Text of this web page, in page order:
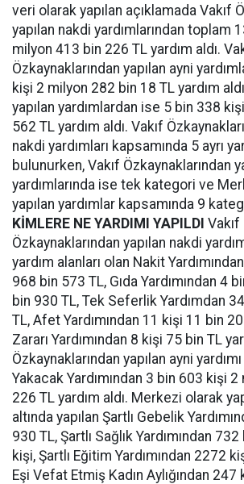
veri olarak yapılan açıklamada Vakıf
yapılan nakdi yardımlarından toplam
milyon 413 bin 226 TL yardım aldı.
Özkaynaklarından yapılan ayni
kişi 2 milyon 282 bin 18 TL yardım
yapılan yardımlardan ise 5 bin 338
562 TL yardım aldı. Vakıf
nakdi yardımları kapsamında 5 ayrı
bulunurken, Vakıf Özkaynaklarından
yardımlarında ise tek kategori ve
yapılan yardımlar kapsamında 9
KİMLERE NE YARDIMI YAPILDI Vakıf
Özkaynaklarından yapılan nakdi
yardım alanları olan Nakit
968 bin 573 TL, Gıda Yardımından 4
bin 930 TL, Tek Seferlik Yardımdan
TL, Afet Yardımından 11 kişi 11 bin
Zararı Yardımından 8 kişi 75 bin TL
Özkaynaklarından yapılan ayni
Yakacak Yardımından 3 bin 603 kişi
226 TL yardım aldı. Merkezi olarak
altında yapılan Şartlı Gebelik
930 TL, Şartlı Sağlık Yardımından
kişi, Şartlı Eğitim Yardımından 2272
Eşi Vefat Etmiş Kadın Aylığından